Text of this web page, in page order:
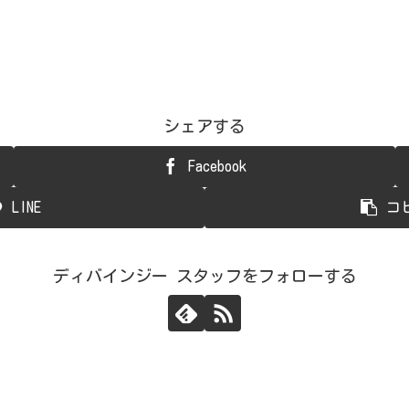
シェアする
Facebook
LINE コ
ディバインジー スタッフをフォローする